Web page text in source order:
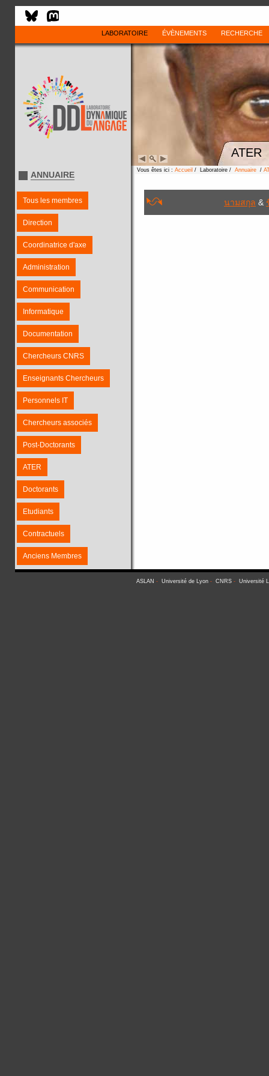
LABORATOIRE ÉVÈNEMENTS RECHERCHE
ATER
ANNUAIRE
Tous les membres
Direction
Coordinatrice d'axe
Administration
Communication
Informatique
Documentation
Chercheurs CNRS
Enseignants Chercheurs
Personnels IT
Chercheurs associés
Post-Doctorants
ATER
Doctorants
Etudiants
Contractuels
Anciens Membres
Vous êtes ici : Accueil / Laboratoire / Annuaire /
นามสกุล &
ASLAN - Université de Lyon- CNRS- Université